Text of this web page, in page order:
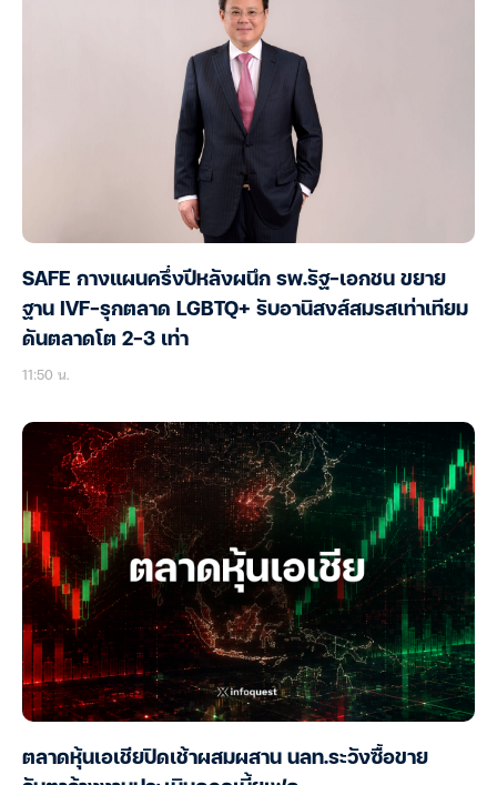
SAFE กางแผนครึ่งปีหลังผนึก รพ.รัฐ-เอกชน ขยาย
ฐาน IVF-รุกตลาด LGBTQ+ รับอานิสงส์สมรสเท่าเทียม
ดันตลาดโต 2-3 เท่า
11:50 น.
ตลาดหุ้นเอเชียปิดเช้าผสมผสาน นลท.ระวังซื้อขาย